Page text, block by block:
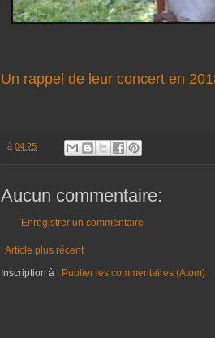
Un rappel de leur concert en
à 04:25
Aucun commentaire:
Enregistrer un commentaire
Article plus récent
Inscription à : Publier les commentaires (Atom)